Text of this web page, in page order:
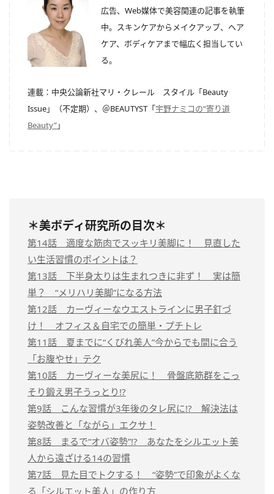
広告、Web媒体で美容関連の記事を執筆
中。スキンケアからメイクアップ、ヘア
ケア、ボディケアまで幅広く担当してい
る。
連載：中央公論新社マリ・クレール スタイル「Beauty
Issue」（不定期）、＠BEAUTYST「宇野ナミコの“寄り道
Beauty”」
＊美ボディ研究所の目次＊
第14話 適度な筋肉でスッキリ美脚に！ 見直した
い生活習慣のポイントは？
第13話 下半身太りは生まれつきに非ず！ 実は簡
単？ “メリハリ美脚”になる方法
第12話 カーヴィーなウエストラインに男子釘づ
け！ オフィス＆自宅での簡単・プチトレ
第11話 夏までに“くびれ美人”今からでも間に合う
「お腹やせ」テク
第10話 カーヴィーな美尻に！ 骨盤底筋群をこっ
そり鍛え男子うっとり!?
第9話 こんな習慣が3年後のタレ尻に!? 解決法は
姿勢改善と「ながら」エクサ！
第8話 まるで“オバ姿勢”!? あなたをシルエット美
人から遠ざける14の習慣
第7話 見た目でトクする！ “姿勢”で印象がよくな
る「シルエット美人」の作り方